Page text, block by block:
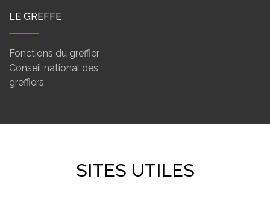
LE GREFFE
Fonctions du greffier
Conseil national des
greffiers
SITES UTILES